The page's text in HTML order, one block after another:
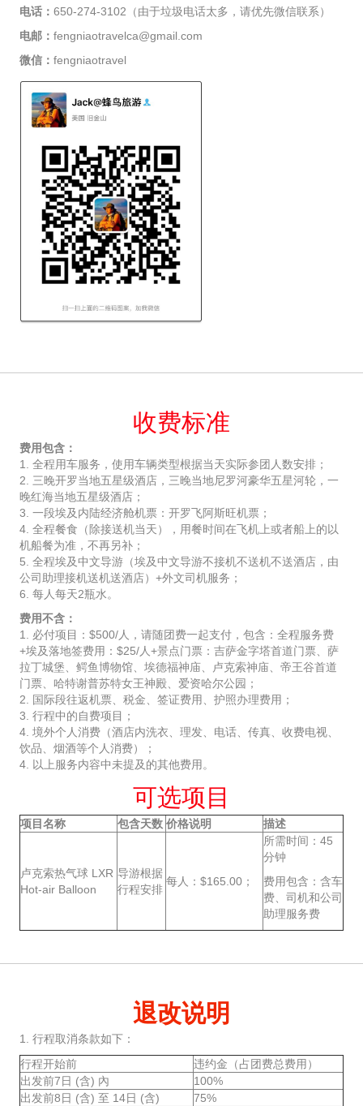
电话： 650-274-3102（由于垃圾电话太多，请优先微信联系）
电邮： fengniaotravelca@gmail.com
微信： fengniaotravel
收费标准
费用包含：
1. 全程用车服务，使用车辆类型根据当天实际参团人数安排；
2. 三晚开罗当地五星级酒店，三晚当地尼罗河豪华五星河轮，一
晚红海当地五星级酒店；
3. 一段埃及内陆经济舱机票：开罗飞阿斯旺机票；
4. 全程餐食（除接送机当天），用餐时间在飞机上或者船上的以
机船餐为准，不再另补；
5. 全程埃及中文导游（埃及中文导游不接机不送机不送酒店，由
公司助理接机送机送酒店）+外文司机服务；
6. 每人每天2瓶水。
费用不含：
1. 必付项目：$500/人，请随团费一起支付，包含：全程服务费
+埃及落地签费用：$25/人+景点门票：吉萨金字塔首道门票、萨
拉丁城堡、鳄鱼博物馆、埃德福神庙、卢克索神庙、帝王谷首道
门票、哈特谢普苏特女王神殿、爱资哈尔公园；
2. 国际段往返机票、税金、签证费用、护照办理费用；
3. 行程中的自费项目；
4. 境外个人消费（酒店内洗衣、理发、电话、传真、收费电视、
饮品、烟酒等个人消费）；
4. 以上服务内容中未提及的其他费用。
可选项目
项目名称 包含天数 价格说明 描述
卢克索热气球 LXR
Hot-air Balloon
导游根据
行程安排
每人：$165.00；
所需时间：45
分钟
费用包含：含车
费、司机和公司
助理服务费
退改说明
1. 行程取消条款如下：
行程开始前
违约金（占团费总费用）
出发前7日 (含) 內
100%
出发前8日 (含) 至 14日 (含)
75%